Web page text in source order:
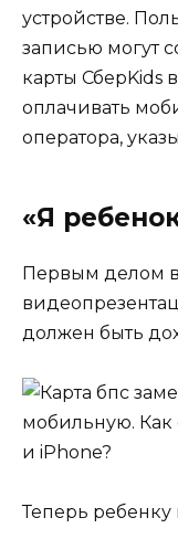
устройстве.
записью могут
карты СберKids
оплачивать
оператора,
«Я
Первым делом
должен быть
Теперь ребенку